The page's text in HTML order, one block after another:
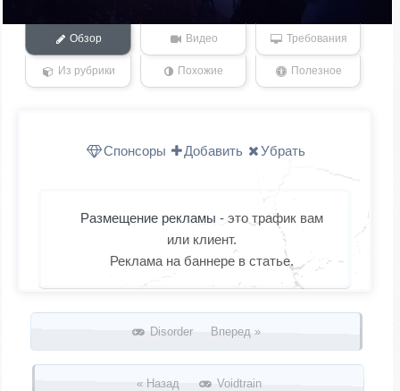
Обзор Видео Требования
Из рубрики Похожие Полезное
Спонсоры Добавить Убрать
Размещение рекламы - это трафик вам
или клиент.
Реклама на баннере в статье.
Запись навигация
Disorder Вперед »
« Назад Voidtrain